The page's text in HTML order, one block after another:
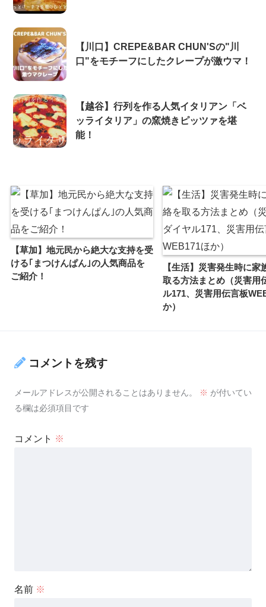
【川口】CREPE&BAR CHUN'Sの"川
口"をモチーフにしたクレープが激ウマ！
【越谷】行列を作る人気イタリアン「ベ
ッライタリア」の窯焼きピッツァを堪
能！
【草加】地元民から絶大な支持を受
ける｢まつけんぱん｣の人気商品を
ご紹介！
【生活】災害発生時に家
取る方法まとめ（災害用
ル171、災害用伝言板
か）
コメントを残す
メールアドレスが公開されることはありません。 ※ が付いてい
る欄は必須項目です
コメント ※
名前 ※